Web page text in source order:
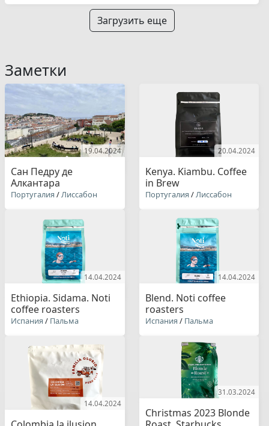
Загрузить еще
Заметки
19.04.2024
Сан Педру де
Алкантара
Португалия /Лиссабон
20.04.2024
Kenya. Kiambu. Coffee
in Brew
Португалия /Лиссабон
14.04.2024
Ethiopia. Sidama. Noti
coffee roasters
Испания / Пальма
14.04.2024
Blend. Noti coffee
roasters
Испания / Пальма
14.04.2024
31.03.2024
Christmas 2023 Blonde